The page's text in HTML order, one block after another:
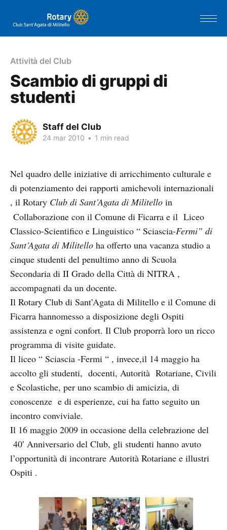
Attività del Club
Scambio di gruppi di
studenti
Staff del Club
24 mar 2010 • 1 min read
Nel quadro delle iniziative di arricchimento culturale e
di potenziamento dei rapporti amichevoli internazionali
, il Rotary Club di Sant’Agata di Militello in
Collaborazione con il Comune di Ficarra e il Liceo
Classico-Scientifico e Linguistico “ Sciascia-Fermi” di
Sant’Agata di Militello ha offerto una vacanza studio a
cinque studenti del penultimo anno di Scuola
Secondaria di II Grado della Città di NITRA ,
accompagnati da un docente.
Il Rotary Club di Sant’Agata di Militello e il Comune di
Ficarra hannomesso a disposizione degli Ospiti
assistenza e ogni confort. Il Club proporrà loro un ricco
programma di visite guidate.
Il liceo “ Sciascia -Fermi “ , invece,il 14 maggio ha
accolto gli studenti, docenti, Autorità Rotariane, Civili
e Scolastiche, per uno scambio di amicizia, di
conoscenze e di esperienze, cui ha fatto seguito un
incontro conviviale.
Il 16 maggio 2009 in occasione della celebrazione del
40′ Anniversario del Club, gli studenti hanno avuto
l’opportunità di incontrare Autorità Rotariane e illustri
Ospiti .